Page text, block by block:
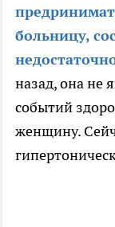
больницу,
назад, она не
событий
женщину.